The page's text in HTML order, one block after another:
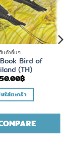
นค้าอื่นๆ
Bird of
(TH)
฿
ใส่ตะกร้า